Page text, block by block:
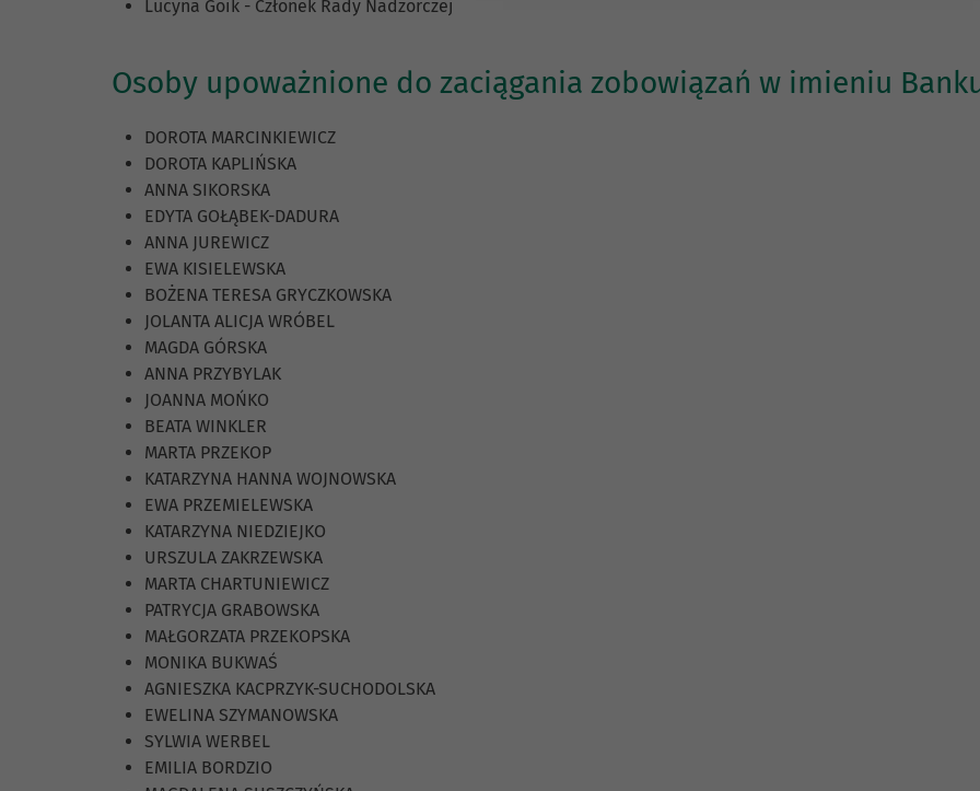
Lucyna Goik - Członek Rady Nadzorczej
Osoby upoważnione do zaciągania zobowiązań w imieniu
DOROTA MARCINKIEWICZ
DOROTA KAPLIŃSKA
ANNA SIKORSKA
EDYTA GOŁĄBEK-DADURA
ANNA JUREWICZ
EWA KISIELEWSKA
BOŻENA TERESA GRYCZKOWSKA
JOLANTA ALICJA WRÓBEL
MAGDA GÓRSKA
ANNA PRZYBYLAK
JOANNA MOŃKO
BEATA WINKLER
MARTA PRZEKOP
KATARZYNA HANNA WOJNOWSKA
EWA PRZEMIELEWSKA
KATARZYNA NIEDZIEJKO
URSZULA ZAKRZEWSKA
MARTA CHARTUNIEWICZ
PATRYCJA GRABOWSKA
MAŁGORZATA PRZEKOPSKA
MONIKA BUKWAŚ
AGNIESZKA KACPRZYK-SUCHODOLSKA
EWELINA SZYMANOWSKA
SYLWIA WERBEL
EMILIA BORDZIO